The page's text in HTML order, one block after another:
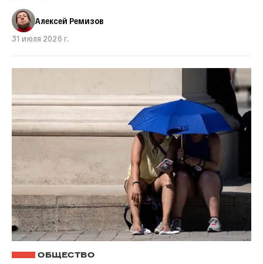
Алексей Ремизов
31 июля 2026 г.
ОБЩЕСТВО